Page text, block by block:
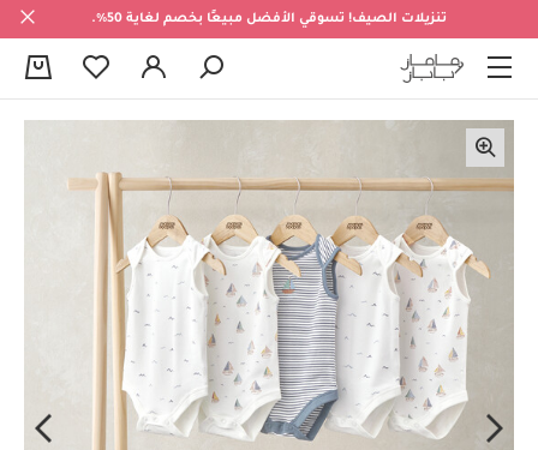
تنزيلات الصيف! تسوقي الأفضل مبيعًا بخصم لغاية 50%.